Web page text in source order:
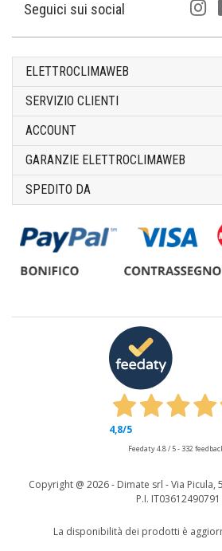
Seguici sui social
ELETTROCLIMAWEB
SERVIZIO CLIENTI
ACCOUNT
GARANZIE ELETTROCLIMAWEB
SPEDITO DA
Copyright @ 2026 - Dimate srl - Via Picula,
P.I. IT03612490791
La disponibilità dei prodotti è
4,8/5
Feedaty4.8/ 5- 332